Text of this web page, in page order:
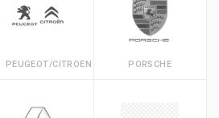
PEUGEOT/CITROEN PORSCHE